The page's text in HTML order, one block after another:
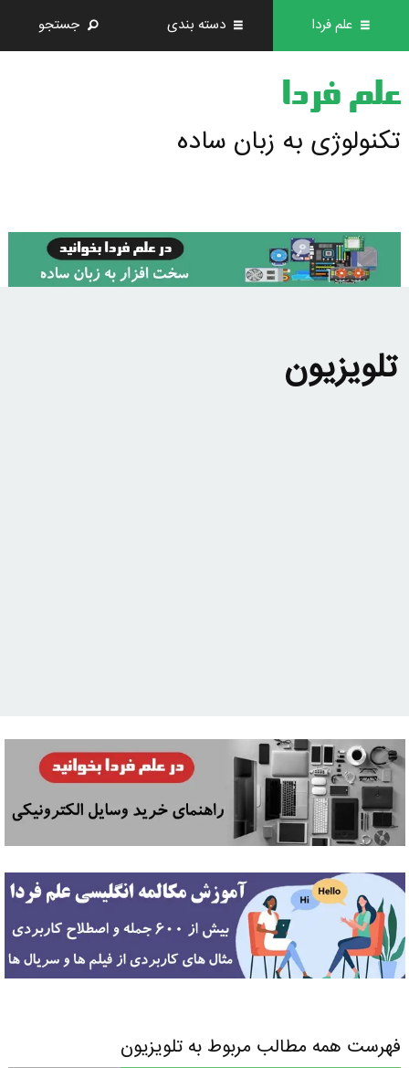
علم فردا دسته بندی جستجو
علم فردا
تکنولوژی به زبان ساده
تلویزیون
فهرست همه مطالب مربوط به تلویزیون